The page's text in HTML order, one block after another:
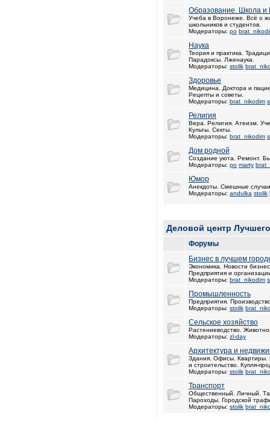
Образование. Школа и
Учеба в Воронеже. Всё о
школьников и студентов.
Модераторы: po
Наука
Теория и практика.
Парадоксы. Лженаука.
Модераторы: stolik
Здоровье
Медицина. Доктора и
Рецепты и советы.
Модераторы: brat_nikodim
Религия
Вера. Религия. Атеизм.
Культы. Секты.
Модераторы: brat_nikodim
Дом родной
Создание уюта. Ремонт.
Модераторы: po marty
Юмор
Анекдоты. Смешные
Модераторы: andulka stolik
Деловой центр
Форумы
Бизнес в лучшем
Экономика. Новости
Предприятия и
Модераторы: brat_nikodim
Промышленность
Предприятия.
Модераторы: stolik
Cельское хозяйство
Растениеводство.
Модераторы: zl-day
Архитектура и
Здания. Офисы. Квартиры.
и строительство. Купля-
Модераторы: stolik
Транспорт
Общественный. Личный.
Пароходы. Городской
Модераторы: stolik